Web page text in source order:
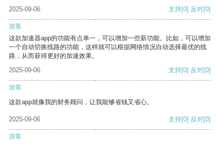
2025-09-06 支持[0] 反对[0]
游客
这款加速器app的功能有点单一，可以增加一些新功能。比如，可以增加
一个自动切换线路的功能，这样就可以根据网络情况自动选择最优的线
路，从而获得更好的加速效果。
2025-09-06
支持[0] 反对[0]
游客
这款app就像我的财务顾问，让我能够省钱又省心。
2025-09-06 支持[0] 反对[0]
游客